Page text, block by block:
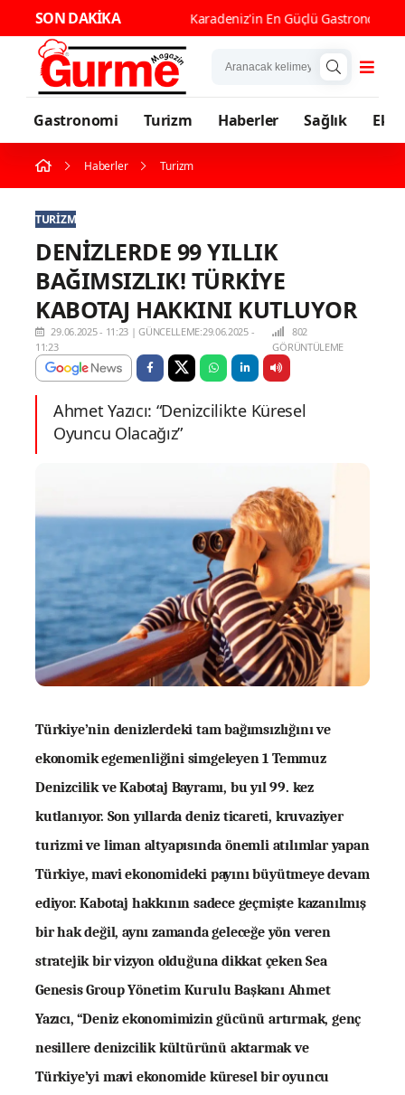
SON DAKİKA
Gastronomi Turizm Haberler Sağlık
Haberler Turizm
TURIZM
DENİZLERDE 99 YILLIK
BAĞIMSIZLIK! TÜRKİYE
KABOTAJ HAKKINI KUTLUYOR
29.06.2025 - 11:23 |GÜNCELLEME:29.06.2025 -
11:23
802
GÖRÜNTÜLEME
Ahmet Yazıcı: “Denizcilikte Küresel
Oyuncu Olacağız”
Türkiye’nin denizlerdeki tam bağımsızlığını ve
ekonomik egemenliğini simgeleyen 1 Temmuz
Denizcilik ve Kabotaj Bayramı, bu yıl 99. kez
kutlanıyor. Son yıllarda deniz ticareti, kruvaziyer
turizmi ve liman altyapısında önemli atılımlar yapan
Türkiye, mavi ekonomideki payını büyütmeye devam
ediyor. Kabotaj hakkının sadece geçmişte kazanılmış
bir hak değil, aynı zamanda geleceğe yön veren
stratejik bir vizyon olduğuna dikkat çeken Sea
Genesis Group Yönetim Kurulu Başkanı Ahmet
Yazıcı, “Deniz ekonomimizin gücünü artırmak, genç
nesillere denizcilik kültürünü aktarmak ve
Türkiye’yi mavi ekonomide küresel bir oyuncu